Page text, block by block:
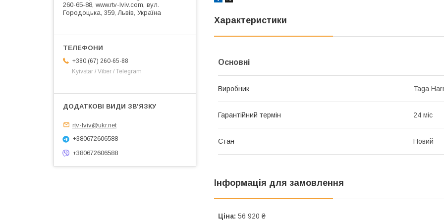
Характеристики
Основні
Виробник Taga
Гарантійний термін 24 міс
Стан Новий
Інформація для замовлення
Ціна: 56 920 ₴
260-65-88, www.rtv-lviv.com, вул.
Городоцька, 359, Львів, Україна
+380 (67) 260-65-88
Kyivstar / Viber / Telegram
rtv-lviv@ukr.net
+380672606588
+380672606588